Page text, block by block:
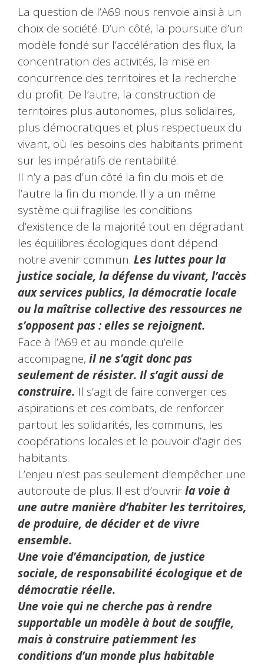
La question de l’A69 nous renvoie ainsi à un
choix de société. D’un côté, la poursuite d’un
modèle fondé sur l’accélération des flux, la
concentration des activités, la mise en
concurrence des territoires et la recherche
du profit. De l’autre, la construction de
territoires plus autonomes, plus solidaires,
plus démocratiques et plus respectueux du
vivant, où les besoins des habitants priment
sur les impératifs de rentabilité.
Il n’y a pas d’un côté la fin du mois et de
l’autre la fin du monde. Il y a un même
système qui fragilise les conditions
d’existence de la majorité tout en dégradant
les équilibres écologiques dont dépend
notre avenir commun. Les luttes pour la
justice sociale, la défense du vivant, l’accès
aux services publics, la démocratie locale
ou la maîtrise collective des ressources ne
s’opposent pas : elles se rejoignent.
Face à l’A69 et au monde qu’elle
accompagne, il ne s’agit donc pas
seulement de résister. Il s’agit aussi de
construire. Il s’agit de faire converger ces
aspirations et ces combats, de renforcer
partout les solidarités, les communs, les
coopérations locales et le pouvoir d’agir des
habitants.
L’enjeu n’est pas seulement d’empêcher une
autoroute de plus. Il est d’ouvrirla voie à
une autre manière d’habiter les territoires,
de produire, de décider et de vivre
ensemble.
Une voie d’émancipation, de justice
sociale, de responsabilité écologique et de
démocratie réelle.
Une voie qui ne cherche pas à rendre
supportable un modèle à bout de souffle,
mais à construire patiemment les
conditions d’un monde plus habitable